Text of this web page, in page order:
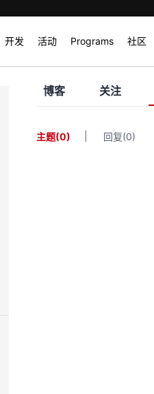
开发 活动 Programs 社区
博客 关注
主题(0) 回复(0)